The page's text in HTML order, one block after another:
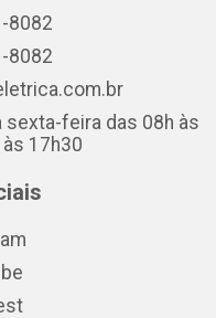
8082
8082
sexta-feira das 08h às
17h30